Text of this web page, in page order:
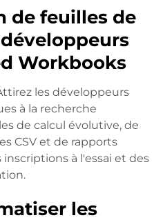
de feuilles de
Workbooks
les développeurs
à la recherche
de calcul évolutive, de
CSV et de rapports
à l'essai et des
les